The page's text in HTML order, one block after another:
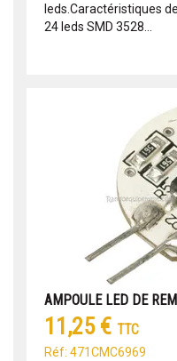
leds.Caractéristiques
24 leds SMD 3528...
AMPOULE LED DE
11,25 € TTC
Réf: 471CMC6969